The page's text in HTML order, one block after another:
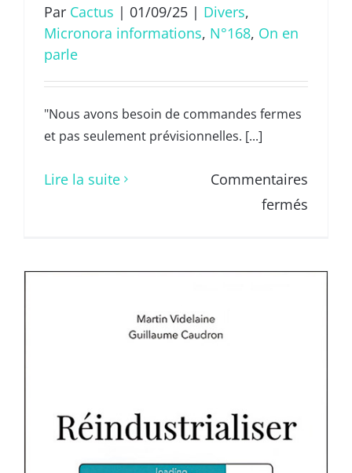
Par Cactus | 01/09/25 | Divers,
Micronora informations, N°168, On en
parle
"Nous avons besoin de commandes fermes
et pas seulement prévisionnelles. [...]
Lire la suite
Commentaires
fermés
dit…